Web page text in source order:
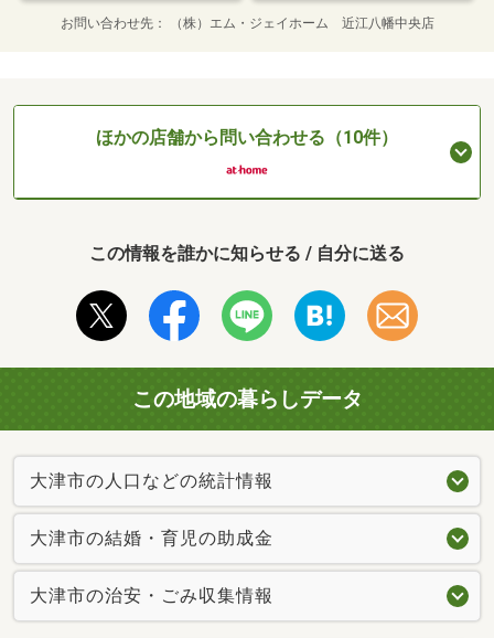
お問い合わせ先 （株）エム・ジェイホーム 近江八幡中央店
ほかの店舗から問い合わせる（10件）
この情報を誰かに知らせる / 自分に送る
この地域の暮らしデータ
大津市の人口などの統計情報
大津市の結婚・育児の助成金
大津市の治安・ごみ収集情報